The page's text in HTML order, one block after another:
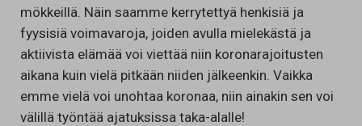
mökkeillä. Näin saamme kerrytettyä henkisiä ja
fyysisiä voimavaroja, joiden avulla mielekästä ja
aktiivista elämää voi viettää niin koronarajoitusten
aikana kuin vielä pitkään niiden jälkeenkin. Vaikka
emme vielä voi unohtaa koronaa, niin ainakin sen voi
välillä työntää ajatuksissa taka-alalle!